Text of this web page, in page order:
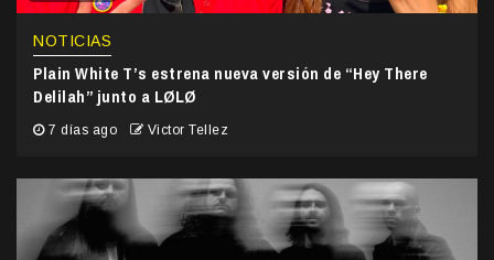
NOTICIAS
Plain White T’s estrena nueva versión de “Hey There
Delilah” junto a LØLØ
7 días ago Victor Tellez